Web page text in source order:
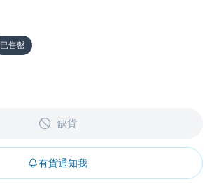
已售罄
缺貨
有貨通知我